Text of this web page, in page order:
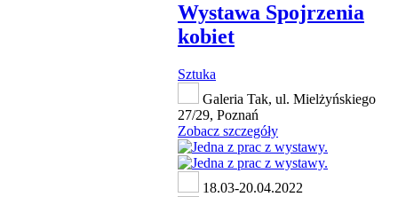
Wystawa Spojrzenia
kobiet
Sztuka
Galeria Tak, ul. Mielżyńskiego
27/29, Poznań
Zobacz szczegóły
18.03-20.04.2022